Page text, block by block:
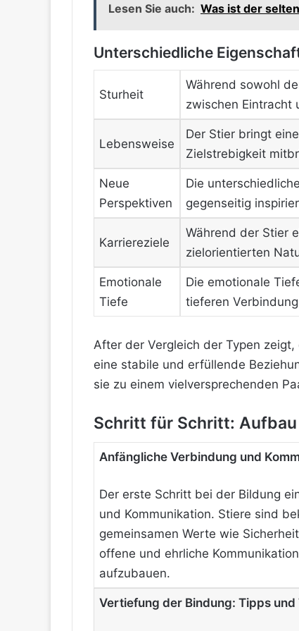
Lesen Sie auch: Was ist der
Unterschiedliche
Sturheit
Während sowohl
zwischen Eintracht
Lebensweise
Der Stier bringt
Zielstrebigkeit
Neue
Perspektiven
Die
gegenseitig
Karriereziele
Während der Stier
zielorientierten
Emotionale
Tiefe
Die emotionale
tieferen
After der Vergleich der Typen
eine stabile und erfüllende
sie zu einem vielversprechenden
Schritt für Schritt:
Anfängliche Verbindung und
Der erste Schritt bei der Bildung
und Kommunikation. Stiere sind
gemeinsamen Werte wie
offene und ehrliche
aufzubauen.
Vertiefung der Bindung: Tipps und